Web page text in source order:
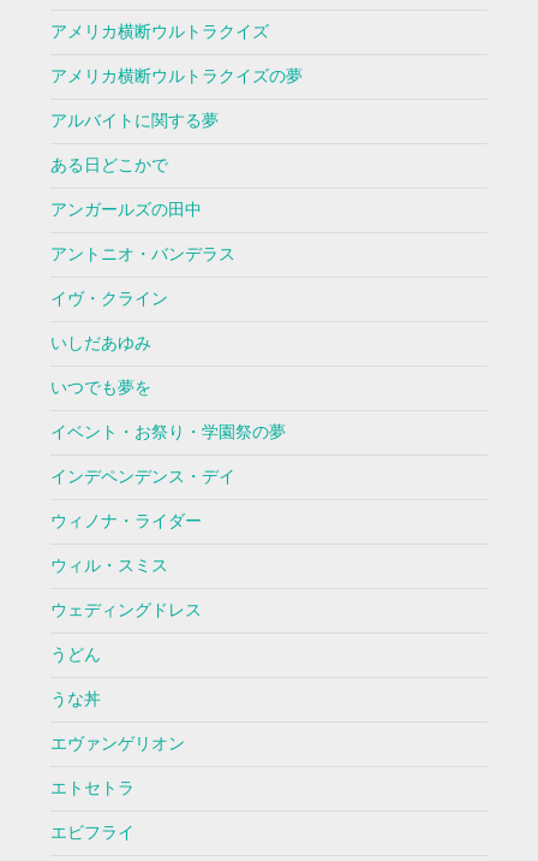
アメリカ横断ウルトラクイズ
アメリカ横断ウルトラクイズの夢
アルバイトに関する夢
ある日どこかで
アンガールズの田中
アントニオ・バンデラス
イヴ・クライン
いしだあゆみ
いつでも夢を
イベント・お祭り・学園祭の夢
インデペンデンス・デイ
ウィノナ・ライダー
ウィル・スミス
ウェディングドレス
うどん
うな丼
エヴァンゲリオン
エトセトラ
エビフライ